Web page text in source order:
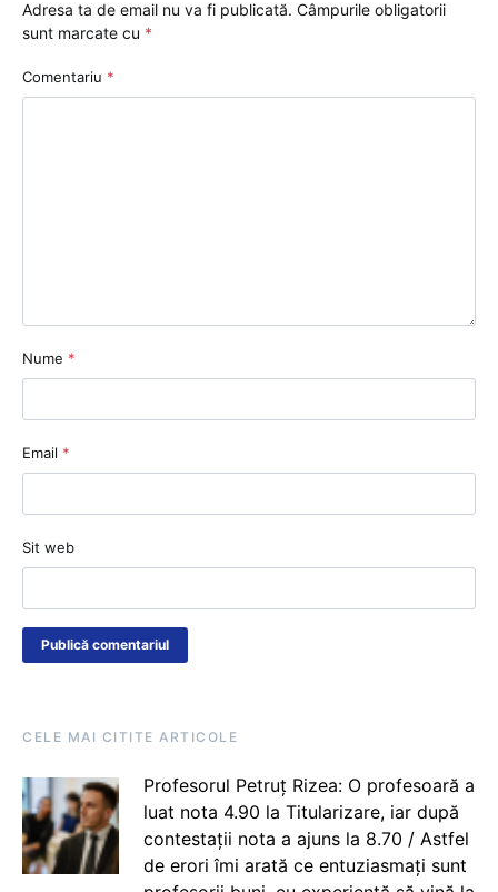
Adresa ta de email nu va fi publicată. Câmpurile obligatorii
sunt marcate cu *
Comentariu *
Nume *
Email *
Sit web
CELE MAI CITITE ARTICOLE
Profesorul Petruț Rizea: O profesoară a
luat nota 4.90 la Titularizare, iar după
contestații nota a ajuns la 8.70 / Astfel
de erori îmi arată ce entuziasmați sunt